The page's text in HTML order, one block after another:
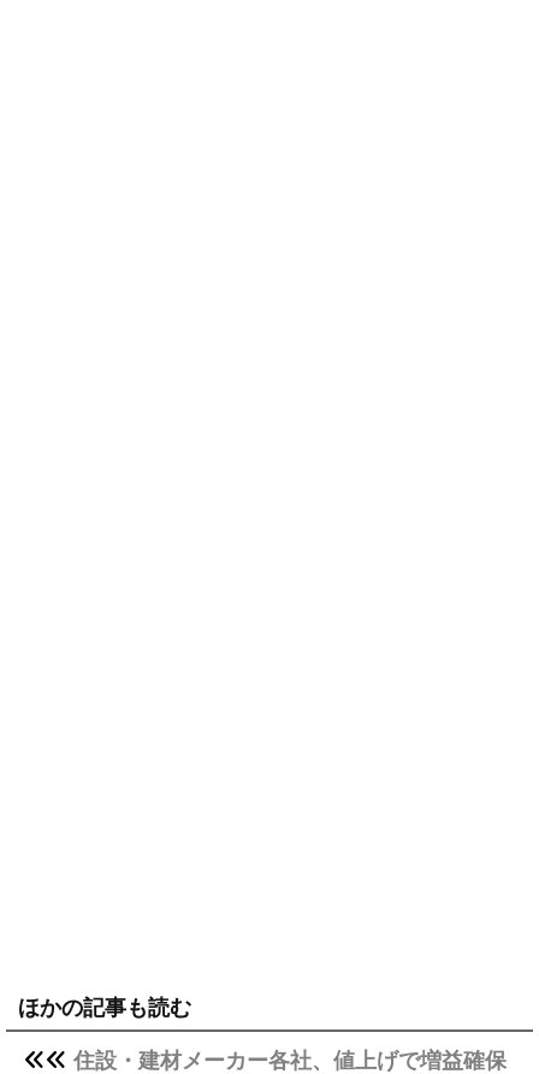
ほかの記事も読む
住設・建材メーカー各社、値上げで増益確保